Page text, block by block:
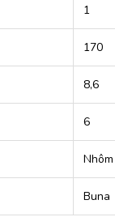
1
170
8,6
6
Nhôm
Buna